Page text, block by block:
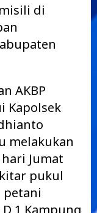
di
AKBP
Kapolsek
melakukan
Jumat
pukul
petani
1 Kampung